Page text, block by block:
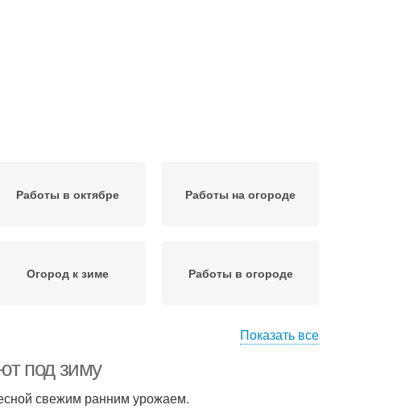
Работы в октябре Работы на огороде
Огород к зиме Работы в огороде
Показать все
под зиму
свежим ранним урожаем.